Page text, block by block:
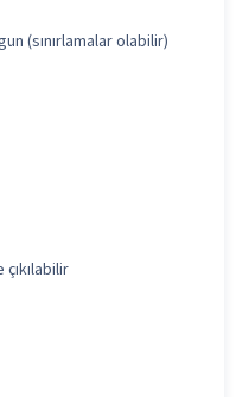
(sınırlamalar olabilir)